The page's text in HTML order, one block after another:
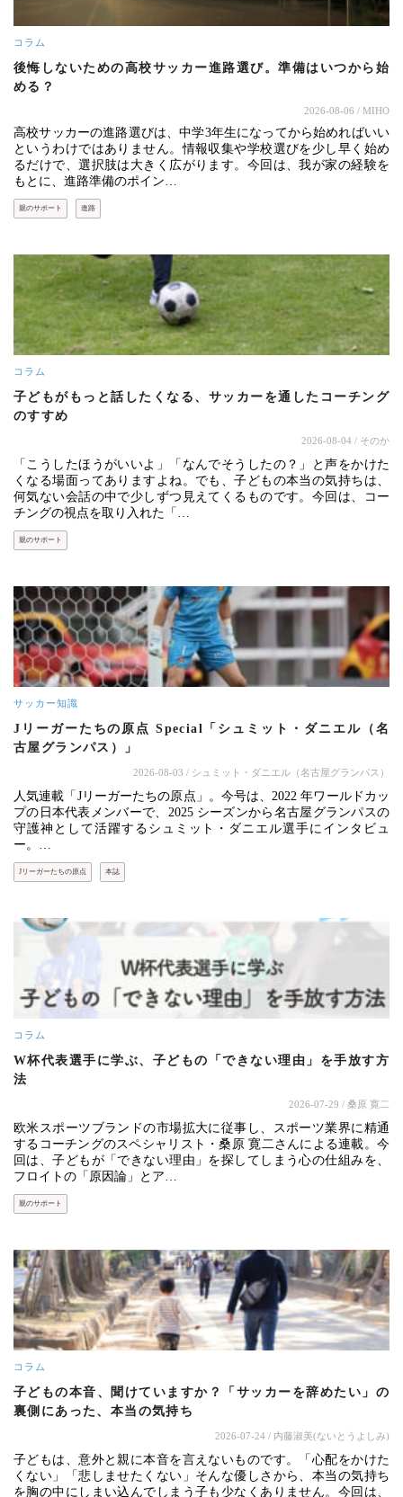
コラム
後悔しないための高校サッカー進路選び。準備はいつから始
める？
2026-08-06 / MIHO
高校サッカーの進路選びは、中学3年生になってから始めればいい
というわけではありません。情報収集や学校選びを少し早く始め
るだけで、選択肢は大きく広がります。今回は、我が家の経験を
もとに、進路準備のポイン…
親のサポート 進路
コラム
子どもがもっと話したくなる、サッカーを通したコーチング
のすすめ
2026-08-04 / そのか
「こうしたほうがいいよ」「なんでそうしたの？」と声をかけた
くなる場面ってありますよね。でも、子どもの本当の気持ちは、
何気ない会話の中で少しずつ見えてくるものです。今回は、コー
チングの視点を取り入れた「…
親のサポート
サッカー知識
Jリーガーたちの原点 Special「シュミット・ダニエル（名
古屋グランパス）」
2026-08-03 / シュミット・ダニエル（名古屋グランパス）
人気連載「Jリーガーたちの原点」。今号は、2022 年ワールドカッ
プの日本代表メンバーで、2025 シーズンから名古屋グランパスの
守護神として活躍するシュミット・ダニエル選手にインタビュ
ー。…
Jリーガーたちの原点 本誌
コラム
W杯代表選手に学ぶ、子どもの「できない理由」を手放す方
法
2026-07-29 / 桑原 寛二
欧米スポーツブランドの市場拡大に従事し、スポーツ業界に精通
するコーチングのスペシャリスト・桑原 寛二さんによる連載。今
回は、子どもが「できない理由」を探してしまう心の仕組みを、
フロイトの「原因論」とア…
親のサポート
コラム
子どもの本音、聞けていますか？「サッカーを辞めたい」の
裏側にあった、本当の気持ち
2026-07-24 / 内藤淑美(ないとうよしみ)
子どもは、意外と親に本音を言えないものです。「心配をかけた
くない」「悲しませたくない」そんな優しさから、本当の気持ち
を胸の中にしまい込んでしまう子も少なくありません。今回は、